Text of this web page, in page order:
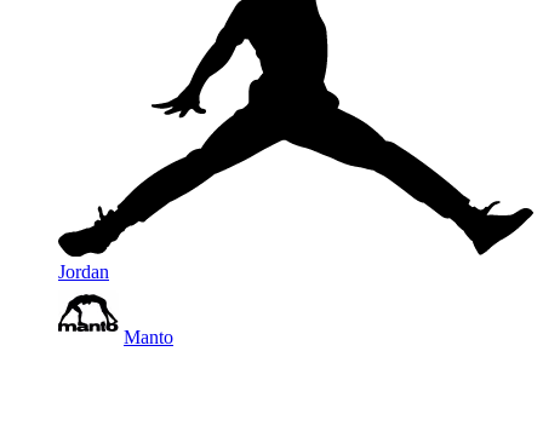
Jordan
Manto